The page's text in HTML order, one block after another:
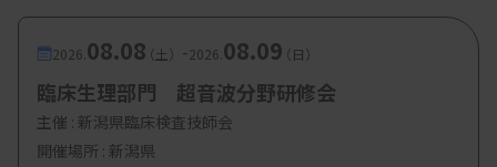
超音波の観察ポイント－
黒松亮子先生（久留米大学医学部内科学講座
消化器内科部門教授）
2026. 08.08（土） -2026. 08.09（日）
臨床生理部門 超音波分野研修会
主催 : 新潟県臨床検査技師会
開催場所 : 新潟県